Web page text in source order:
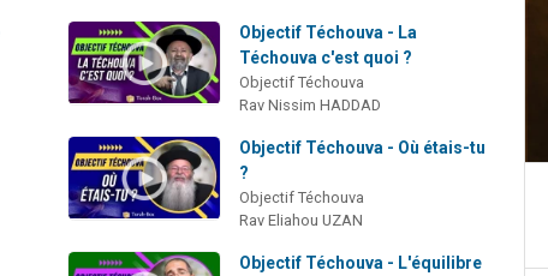
Objectif Téchouva - La
Téchouva c'est quoi ?
Objectif Téchouva
Rav Nissim HADDAD
Objectif Téchouva - Où étais-tu
?
Objectif Téchouva
Rav Eliahou UZAN
Objectif Téchouva - L'équilibre